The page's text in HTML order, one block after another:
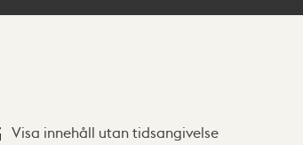
Visa innehåll utan tidsangivelse